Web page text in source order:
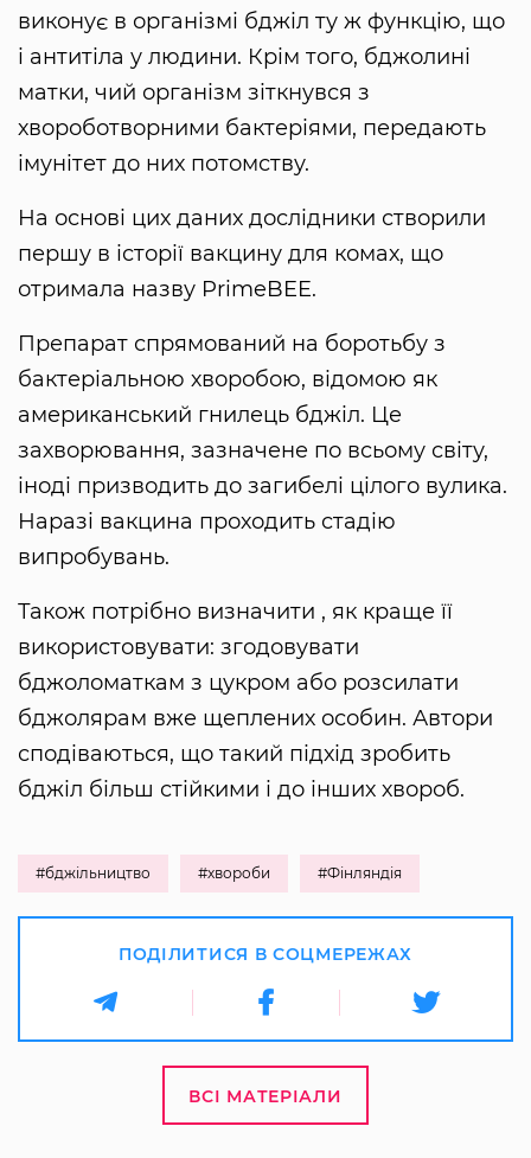
виконує в організмі бджіл ту ж функцію, що
і антитіла у людини. Крім того, бджолині
матки, чий організм зіткнувся з
хвороботворними бактеріями, передають
імунітет до них потомству.
На основі цих даних дослідники створили
першу в історії вакцину для комах, що
отримала назву PrimeBEE.
Препарат спрямований на боротьбу з
бактеріальною хворобою, відомою як
американський гнилець бджіл. Це
захворювання, зазначене по всьому світу,
іноді призводить до загибелі цілого вулика.
Наразі вакцина проходить стадію
випробувань.
Також потрібно визначити , як краще її
використовувати: згодовувати
бджоломаткам з цукром або розсилати
бджолярам вже щеплених особин. Автори
сподіваються, що такий підхід зробить
бджіл більш стійкими і до інших хвороб.
#бджільництво #хвороби #Фінляндія
ПОДІЛИТИСЯ В СОЦМЕРЕЖАХ
ВСІ МАТЕРІАЛИ